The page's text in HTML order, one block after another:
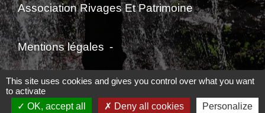
Association Rivages Et Patrimoine
Mentions légales -
Politique de confidentialité - Accessibilité -
Plan du site - Gestion des cookies
This site uses cookies and gives you control over what you want
to activate
OK, accept all
Deny all cookies Personalize